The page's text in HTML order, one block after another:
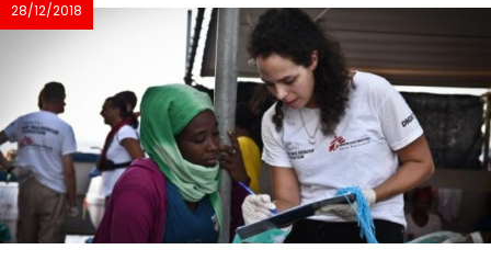
28/12/2018